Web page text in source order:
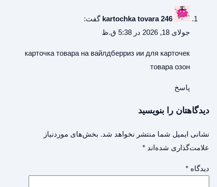
kartochka tovara 246 گفت:
جولای 18, 2026 در 5:38 ق.ظ
карточка товара на вайлдберриз ии для карточек
товара озон
پاسخ
دیدگاهتان را بنویسید
نشانی ایمیل شما منتشر نخواهد شد. بخش‌های موردنیاز
علامت‌گذاری شده‌اند *
دیدگاه *